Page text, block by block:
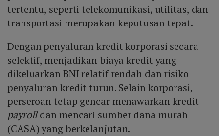
tertentu, seperti telekomunikasi, utilitas, dan
transportasi merupakan keputusan tepat.
Dengan penyaluran kredit korporasi secara
selektif, menjadikan biaya kredit yang
dikeluarkan BNI relatif rendah dan risiko
penyaluran kredit turun. Selain korporasi,
perseroan tetap gencar menawarkan kredit
payrolldan mencari sumber dana murah
(CASA) yang berkelanjutan.